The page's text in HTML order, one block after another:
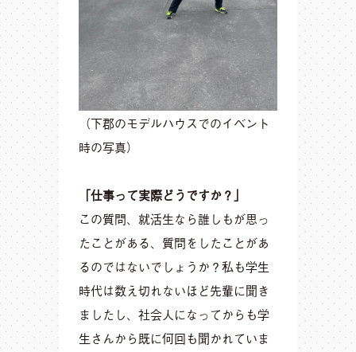
（下郡のモデルハウスでのイベント
時の写真）
「仕事って実際どうですか？」
この質問、就活生なら誰しもが思っ
たことがある、質問をしたことがあ
るのではないでしょうか？私も学生
時代は数え切れないほど先輩に聞き
ましたし、社会人になってからも学
生さんから既に何回も聞かれていま